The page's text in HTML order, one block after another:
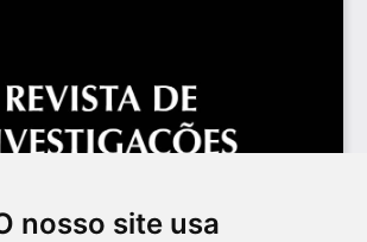
nosso site usa